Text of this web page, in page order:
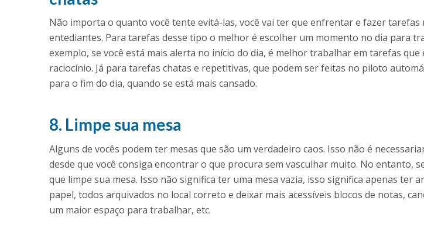
Não importa o quanto você tente evitá-las, você vai ter que enfrentar e fazer tarefas
entediantes. Para tarefas desse tipo o melhor é escolher um momento no dia para
exemplo, se você está mais alerta no início do dia, é melhor trabalhar em tarefas que
raciocínio. Já para tarefas chatas e repetitivas, que podem ser feitas no piloto
para o fim do dia, quando se está mais cansado.
8. Limpe sua mesa
Alguns de vocês podem ter mesas que são um verdadeiro caos. Isso não é
desde que você consiga encontrar o que procura sem vasculhar muito. No entanto,
que limpe sua mesa. Isso não significa ter uma mesa vazia, isso significa apenas ter
papel, todos arquivados no local correto e deixar mais acessíveis blocos de notas,
um maior espaço para trabalhar, etc.